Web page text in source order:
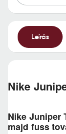
Leírás
Nike
Nike Juniper
majd fuss